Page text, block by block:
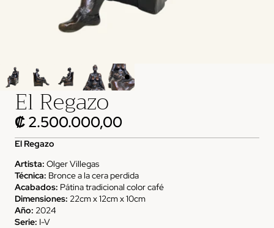
El Regazo
₡ 2.500.000,00
El Regazo
Artista: Olger Villegas
Técnica: Bronce a la cera perdida
Acabados: Pátina tradicional color café
Dimensiones: 22cm x 12cm x 10cm
Año: 2024
Serie: I-V